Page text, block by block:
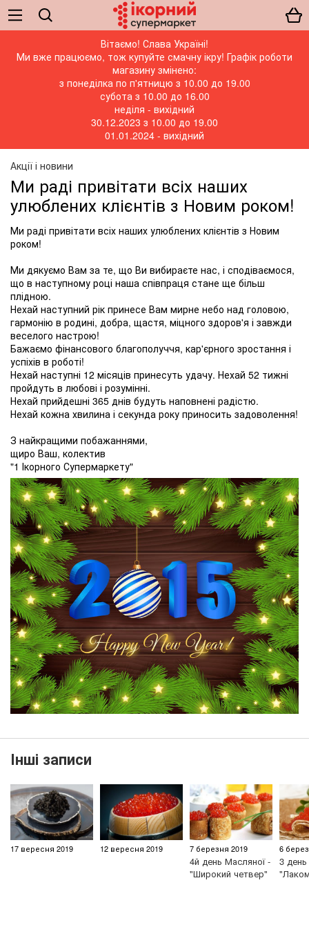
Вітаємо! Слава Україні!
Ми вже працюємо, тож купуйте смачну ікру! Графік роботи
магазину змінено:
з понеділка по п'ятницю з 10.00 до 19.00
субота з 10.00 до 16.00
неділя - вихідний
30.12.2023 з 10.00 до 19.00
01.01.2024 - вихідний
Акції і новини
Ми раді привітати всіх наших
улюблених клієнтів з Новим роком!
Ми раді привітати всіх наших улюблених клієнтів з Новим
роком!
Ми дякуємо Вам за те, що Ви вибираєте нас, і сподіваємося,
що в наступному році наша співпраця стане ще більш
плідною.
Нехай наступний рік принесе Вам мирне небо над головою,
гармонію в родині, добра, щастя, міцного здоров'я і завжди
веселого настрою!
Бажаємо фінансового благополуччя, кар'єрного зростання і
успіхів в роботі!
Нехай наступні 12 місяців принесуть удачу. Нехай 52 тижні
пройдуть в любові і розумінні.
Нехай прийдешні 365 днів будуть наповнені радістю.
Нехай кожна хвилина і секунда року приносить задоволення!
З найкращими побажаннями,
щиро Ваш, колектив
"1 Ікорного Супермаркету"
Інші записи
17 вересня 2019 12 вересня 2019 7 березня 2019
4й день Масляної -
"Широкий четвер"
6
3